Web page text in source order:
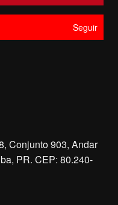
Seguir
Conjunto 903, Andar
PR. CEP: 80.240-